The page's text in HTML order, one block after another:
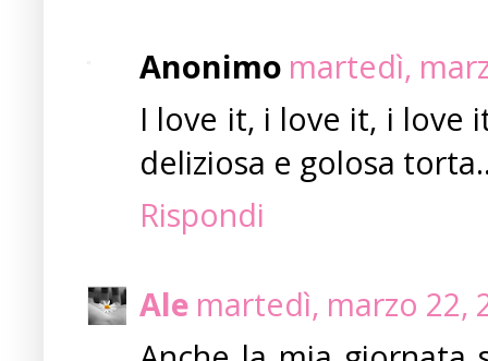
Anonimo martedì,
I love it, i love it, i love
deliziosa e golosa
Rispondi
Ale martedì, marzo 22,